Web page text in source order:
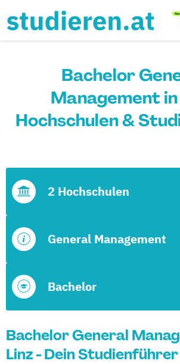
Bachelor
Management in
Hochschulen &
Bachelor
General Management
2 Hochschulen
Bachelor General
Linz - Dein Studienführer